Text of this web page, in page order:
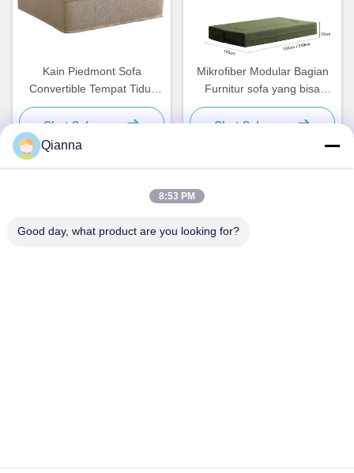
Kain Piedmont Sofa
Convertible Tempat Tidur
Linen abu-abu Ringan
Chat Sekarang
Mikrofiber Modular Bagian
Furnitur sofa yang bisa
dicuci Untuk ruang kecil
Chat Sekarang
Qianna
8:53 PM
Good day, what product are you looking for?